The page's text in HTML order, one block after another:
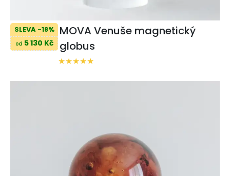
SLEVA -18%
od 5 130 Kč
MOVA Venuše magnetický
globus